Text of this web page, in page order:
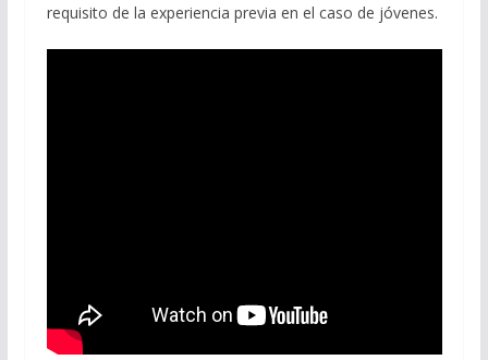
requisito de la experiencia previa en el caso de jóvenes.